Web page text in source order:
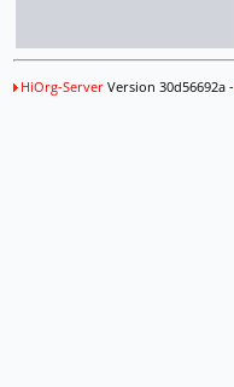
HiOrg-ServerVersion 30d56692a -